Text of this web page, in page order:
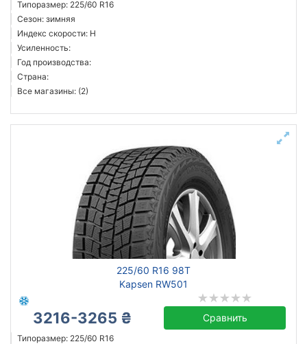
Типоразмер: 225/60 R16
Сезон: зимняя
Индекс скорости: H
Усиленность:
Год производства:
Страна:
Все магазины: (2)
225/60 R16 98T
Kapsen RW501
3216-3265 ₴ Сравнить
Типоразмер: 225/60 R16